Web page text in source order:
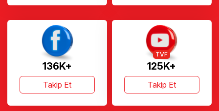
136K+
Takip Et
125K+
TVF
Takip Et